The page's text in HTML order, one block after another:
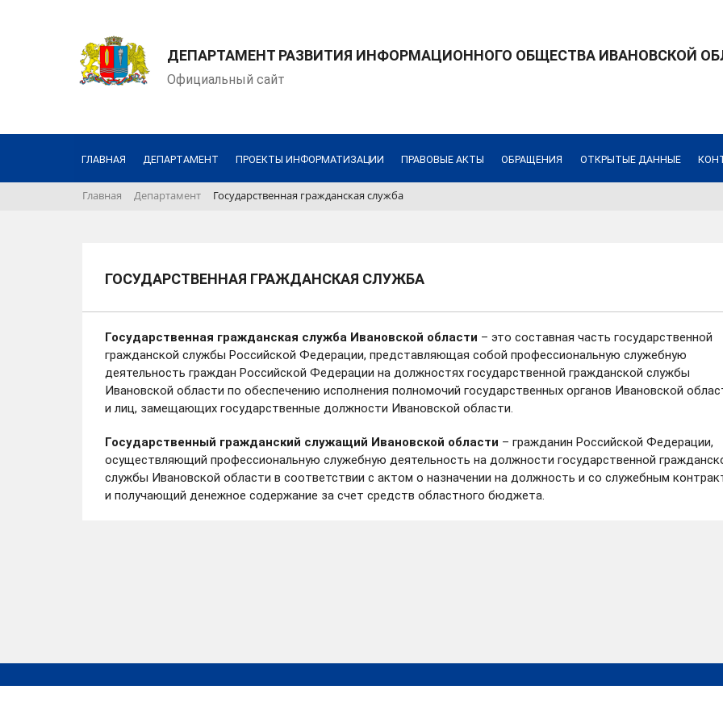
ДЕПАРТАМЕНТ РАЗВИТИЯ ИНФОРМАЦИОННОГО ОБЩЕСТВА ИВАНОВСКОЙ
Официальный сайт
ГЛАВНАЯ ДЕПАРТАМЕНТ ПРОЕКТЫ ИНФОРМАТИЗАЦИИ ПРАВОВЫЕ АКТЫ ОБРАЩЕНИЯ ОТКРЫТЫЕ ДАННЫЕ
Главная Департамент Государственная гражданская служба
ГОСУДАРСТВЕННАЯ ГРАЖДАНСКАЯ СЛУЖБА
Государственная гражданская служба Ивановской области – это составная часть государственной
гражданской службы Российской Федерации, представляющая собой профессиональную служебную
деятельность граждан Российской Федерации на должностях государственной гражданской службы
Ивановской области по обеспечению исполнения полномочий государственных органов Ивановской
и лиц, замещающих государственные должности Ивановской области.
Государственный гражданский служащий Ивановской области – гражданин Российской Федерации,
осуществляющий профессиональную служебную деятельность на должности государственной
службы Ивановской области в соответствии с актом о назначении на должность и со служебным
и получающий денежное содержание за счет средств областного бюджета.